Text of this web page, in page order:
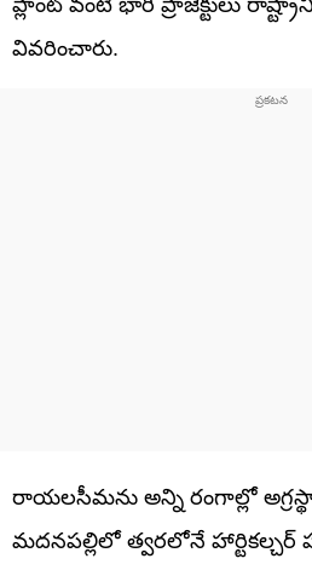
వివరించారు.
రాయలసీమను అన్ని రంగాల్లో
మదనపల్లిలో త్వరలోనే హార్టికల్చర్